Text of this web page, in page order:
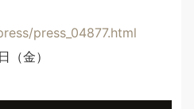
press_04877.html
（金）